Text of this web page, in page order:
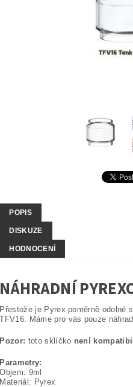
POPIS
DISKUZE
HODNOCENÍ
NÁHRADNÍ
Přestože je Pyrex poměrně
TFV16. Máme pro vás pouze
Pozor: toto sklíčko není
Parametry:
Objem: 9ml
Materiál: Pyrex